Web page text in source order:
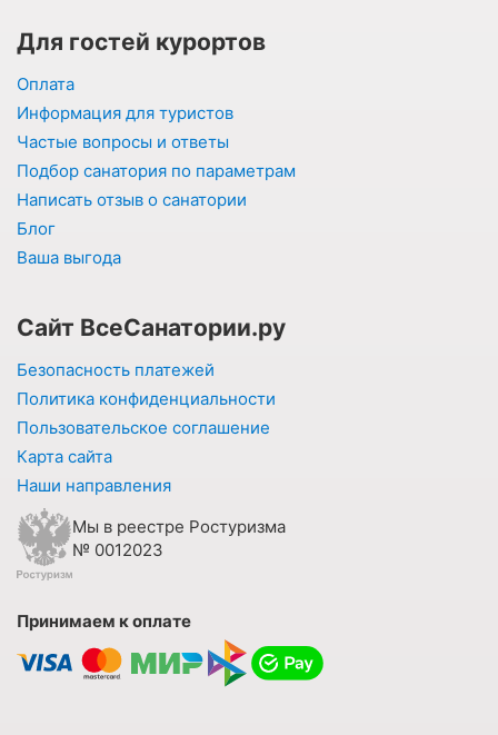
Для гостей курортов
Оплата
Информация для туристов
Частые вопросы и ответы
Подбор санатория по параметрам
Написать отзыв о санатории
Блог
Ваша выгода
Сайт ВсеСанатории.ру
Безопасность платежей
Политика конфиденциальности
Пользовательское соглашение
Карта сайта
Наши направления
Мы в реестре Ростуризма
№ 0012023
Принимаем к оплате